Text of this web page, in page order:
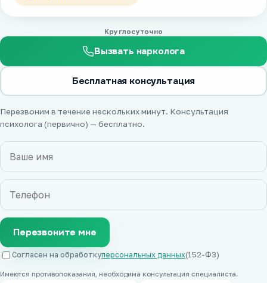
Круглосуточно
Вызвать нарколога
Бесплатная консультация
Перезвоним в течение нескольких минут. Консультация
психолога (первично) — бесплатно.
Перезвоните мне
Согласен на обработкуперсональных данных(152-ФЗ)
Имеются противопоказания, необходима консультация специалиста.